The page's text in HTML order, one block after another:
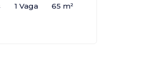
1 Vaga 65 m²